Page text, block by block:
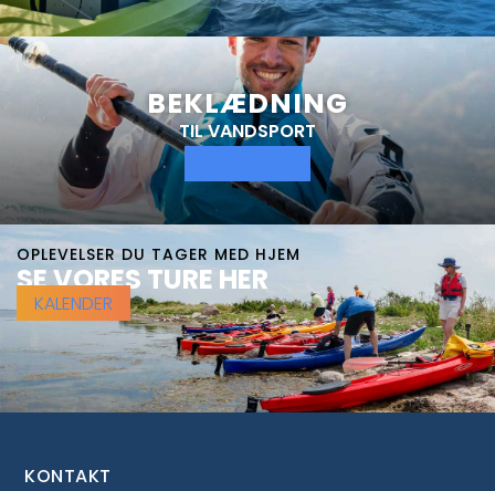
BEKLÆDNING
TIL VANDSPORT
OPLEVELSER DU TAGER MED HJEM
SE VORES TURE HER
KALENDER
KONTAKT